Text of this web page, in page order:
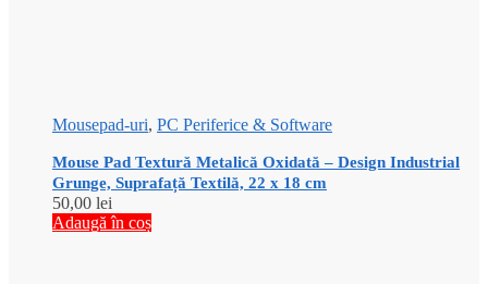
Mousepad-uri, PC Periferice & Software
Mouse Pad Textură Metalică Oxidată – Design Industrial
Grunge, Suprafață Textilă, 22 x 18 cm
50,00 lei
Adaugă în coș